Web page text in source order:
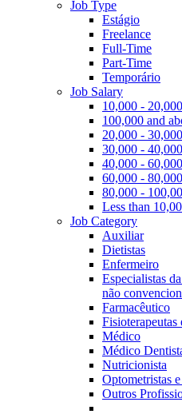
Job Type
Estágio
Freelance
Full-Time
Part-Time
Temporário
Job Salary
10,000 - 20,000
100,000 and
20,000 - 30,000
30,000 - 40,000
40,000 - 60,000
60,000 - 80,000
80,000 -
Less than
Job Category
Auxiliar
Dietistas
Enfermeiro
Especialistas
não
Farmacêutico
Médico
Médico
Nutricionista
Optometristas
Outros